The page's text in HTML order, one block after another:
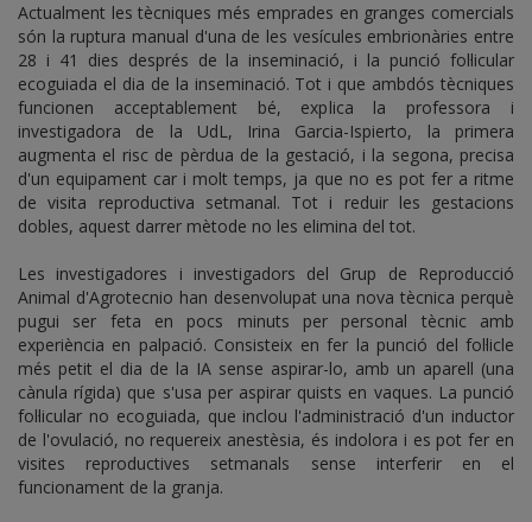
Actualment les tècniques més emprades en granges comercials
són la ruptura manual d'una de les vesícules embrionàries entre
28 i 41 dies després de la inseminació, i la punció fol·licular
ecoguiada el dia de la inseminació. Tot i que ambdós tècniques
funcionen acceptablement bé, explica la professora i
investigadora de la UdL, Irina Garcia-Ispierto, la primera
augmenta el risc de pèrdua de la gestació, i la segona, precisa
d'un equipament car i molt temps, ja que no es pot fer a ritme
de visita reproductiva setmanal. Tot i reduir les gestacions
dobles, aquest darrer mètode no les elimina del tot.
Les investigadores i investigadors del Grup de Reproducció
Animal d'Agrotecnio han desenvolupat una nova tècnica perquè
pugui ser feta en pocs minuts per personal tècnic amb
experiència en palpació. Consisteix en fer la punció del fol·licle
més petit el dia de la IA sense aspirar-lo, amb un aparell (una
cànula rígida) que s'usa per aspirar quists en vaques. La punció
fol·licular no ecoguiada, que inclou l'administració d'un inductor
de l'ovulació, no requereix anestèsia, és indolora i es pot fer en
visites reproductives setmanals sense interferir en el
funcionament de la granja.